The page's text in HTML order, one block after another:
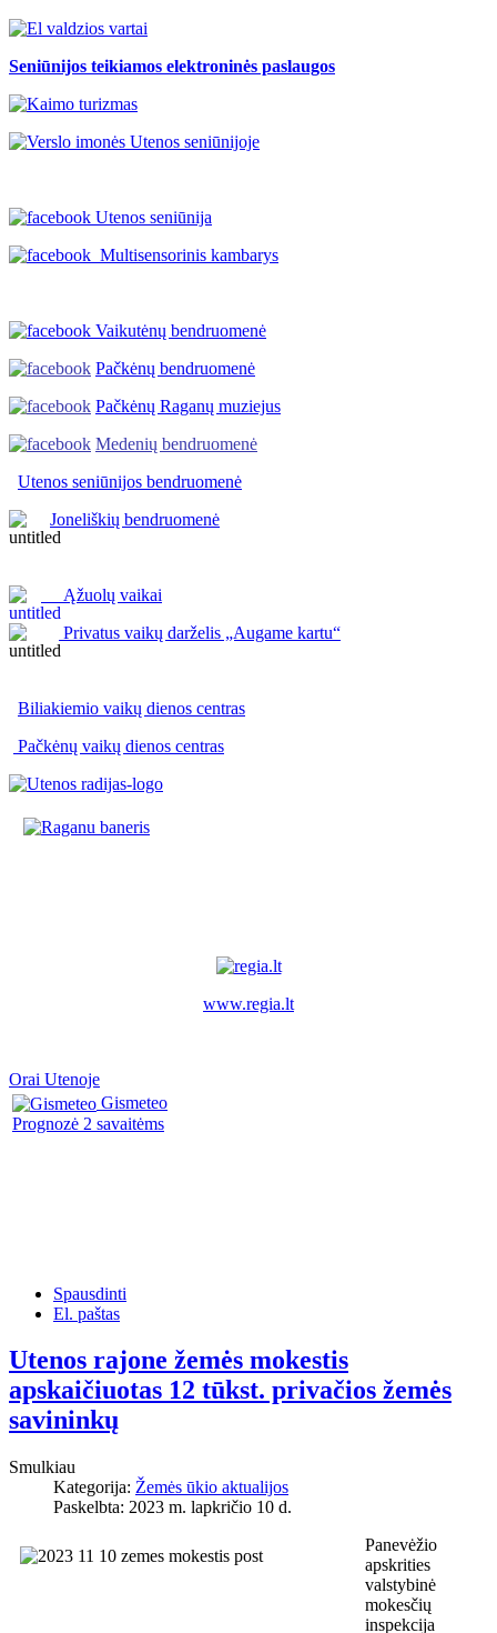
Seniūnijos teikiamos elektroninės paslaugos
Utenos seniūnija
Multisensorinis kambarys
Vaikutėnų bendruomenė
Pačkėnų bendruomenė
Pačkėnų Raganų muziejus
Medenių bendruomenė
Utenos seniūnijos bendruomenė
Joneliškių bendruomenė
Ąžuolų vaikai
Privatus vaikų darželis „Augame kartu“
Biliakiemio vaikų dienos centras
Pačkėnų vaikų dienos centras
www.regia.lt
Orai Utenoje
Gismeteo
Prognozė 2 savaitėms
Spausdinti
El. paštas
Utenos rajone žemės mokestis
apskaičiuotas 12 tūkst. privačios žemės
savininkų
Smulkiau
Kategorija: Žemės ūkio aktualijos
Paskelbta: 2023 m. lapkričio 10 d.
Panevėžio
apskrities
valstybinė
mokesčių
inspekcija